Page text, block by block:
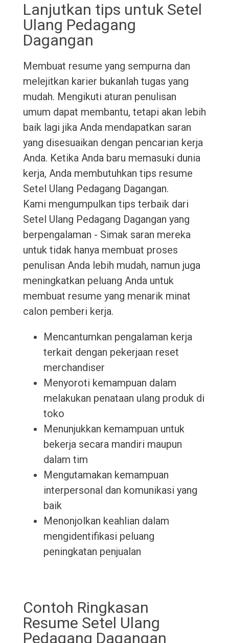
Lanjutkan tips untuk Setel
Ulang Pedagang
Dagangan
Membuat resume yang sempurna dan
melejitkan karier bukanlah tugas yang
mudah. Mengikuti aturan penulisan
umum dapat membantu, tetapi akan lebih
baik lagi jika Anda mendapatkan saran
yang disesuaikan dengan pencarian kerja
Anda. Ketika Anda baru memasuki dunia
kerja, Anda membutuhkan tips resume
Setel Ulang Pedagang Dagangan.
Kami mengumpulkan tips terbaik dari
Setel Ulang Pedagang Dagangan yang
berpengalaman - Simak saran mereka
untuk tidak hanya membuat proses
penulisan Anda lebih mudah, namun juga
meningkatkan peluang Anda untuk
membuat resume yang menarik minat
calon pemberi kerja.
Mencantumkan pengalaman kerja
terkait dengan pekerjaan reset
merchandiser
Menyoroti kemampuan dalam
melakukan penataan ulang produk di
toko
Menunjukkan kemampuan untuk
bekerja secara mandiri maupun
dalam tim
Mengutamakan kemampuan
interpersonal dan komunikasi yang
baik
Menonjolkan keahlian dalam
mengidentifikasi peluang
peningkatan penjualan
Contoh Ringkasan
Resume Setel Ulang
Pedagang Dagangan